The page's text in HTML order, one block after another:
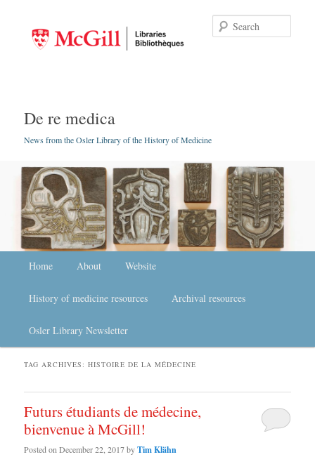
De re medica
News from the Osler Library of the History of Medicine
Skip to primary content
Skip to secondary content
Home About Website
History of medicine resources Archival resources
Osler Library Newsletter
TAG ARCHIVES:HISTOIRE DE LA MÉDECINE
Futurs étudiants de médecine,
bienvenue à McGill!
Posted onDecember 22, 2017byTim Klähn